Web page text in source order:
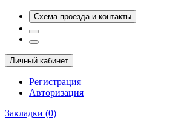
Схема проезда и контакты
Личный кабинет
Регистрация
Авторизация
Закладки (0)